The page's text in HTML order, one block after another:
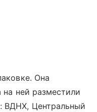
Она
ней разместили
ВДНХ, Центральный